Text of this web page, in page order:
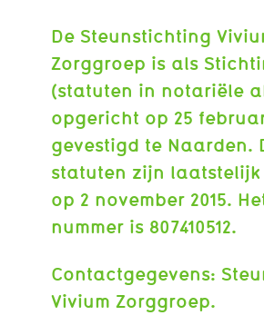
De Steunstichting
Zorggroep is als
(statuten in notariële
opgericht op 25
gevestigd te Naarden.
statuten zijn
op 2 november 2015.
nummer is 807410512.
Contactgegevens:
Vivium Zorggroep.